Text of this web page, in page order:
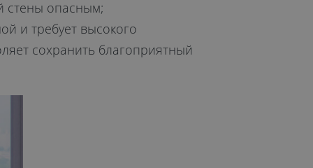
стены опасным;
и требует высокого
сохранить благоприятный